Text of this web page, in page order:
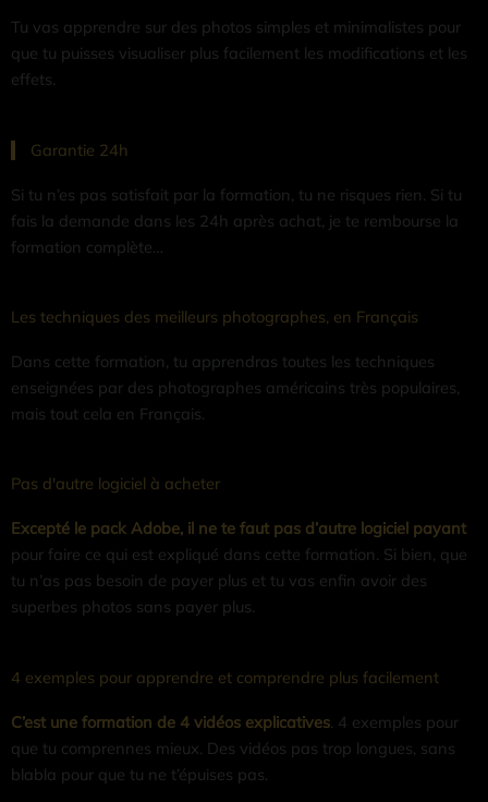
Tu vas apprendre sur des photos simples et minimalistes pour
que tu puisses visualiser plus facilement les modifications et les
effets.
Garantie 24h
Si tu n’es pas satisfait par la formation, tu ne risques rien. Si tu
fais la demande dans les 24h après achat, je te rembourse la
formation complète…
Les techniques des meilleurs photographes, en Français
Dans cette formation, tu apprendras toutes les techniques
enseignées par des photographes américains très populaires,
mais tout cela en Français.
Pas d'autre logiciel à acheter
Excepté le pack Adobe, il ne te faut pas d’autre logiciel payant
pour faire ce qui est expliqué dans cette formation. Si bien, que
tu n’as pas besoin de payer plus et tu vas enfin avoir des
superbes photos sans payer plus.
4 exemples pour apprendre et comprendre plus facilement
C’est une formation de 4 vidéos explicatives . 4 exemples pour
que tu comprennes mieux. Des vidéos pas trop longues, sans
blabla pour que tu ne t’épuises pas.